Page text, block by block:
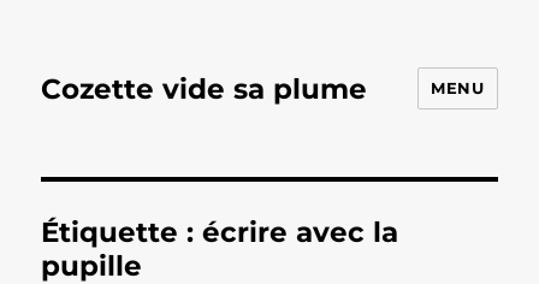
Cozette vide sa plume MENU
Étiquette :écrire avec la
pupille